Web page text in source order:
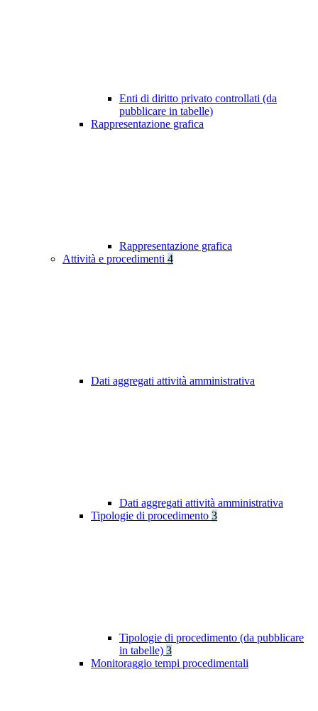
Enti di diritto privato controllati (da
pubblicare in tabelle)
Rappresentazione grafica
Rappresentazione grafica
Attività e procedimenti 4
Dati aggregati attività amministrativa
Dati aggregati attività amministrativa
Tipologie di procedimento 3
Tipologie di procedimento (da pubblicare
in tabelle) 3
Monitoraggio tempi procedimentali